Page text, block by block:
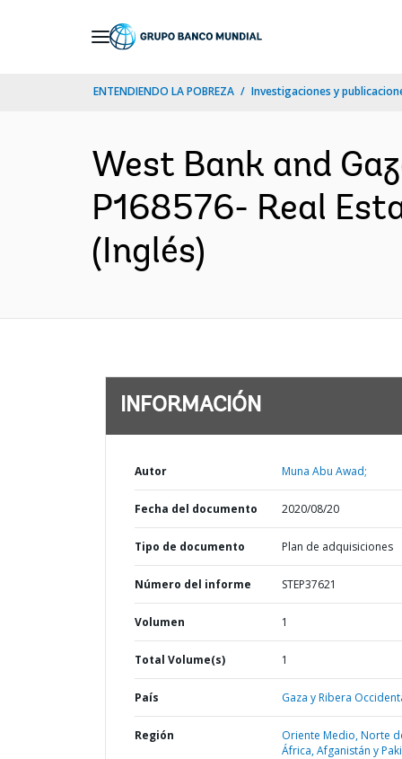
ENTENDIENDO LA POBREZA Investigaciones y
West Bank and
P168576- Real
(Inglés)
INFORMACIÓN
Autor Muna Abu Awad;
Fecha del documento 2020/08/20
Tipo de documento Plan de adquisiciones
Número del informe STEP37621
Volumen 1
Total Volume(s) 1
País Gaza y Ribera
Región
Oriente Medio, Norte
África, Afganistán y